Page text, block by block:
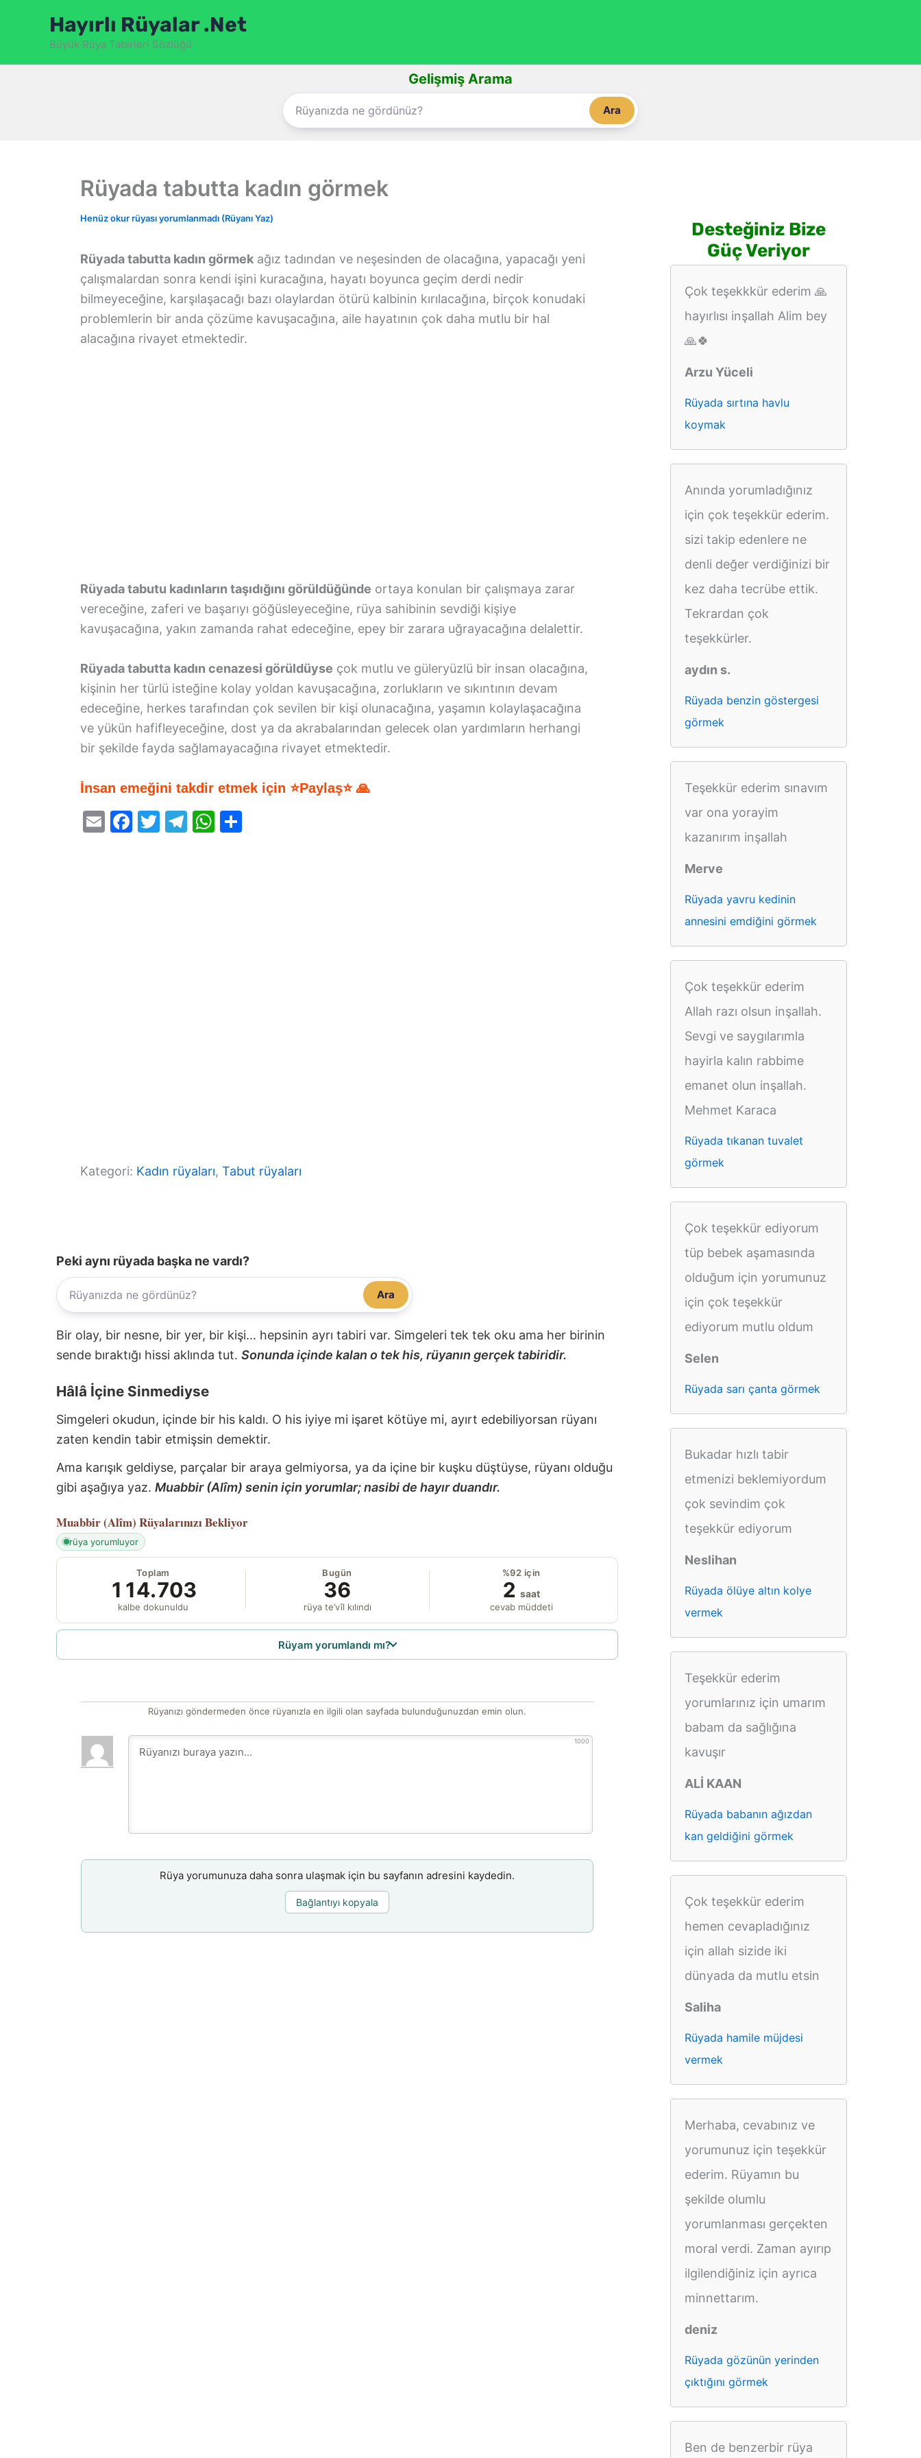
Hayırlı Rüyalar .Net
Büyük Rüya Tabirleri Sözlüğü
Gelişmiş Arama
Ara
Rüyada tabutta kadın görmek
Henüz okur rüyası yorumlanmadı (Rüyanı Yaz)
Rüyada tabutta kadın görmek ağız tadından ve neşesinden de olacağına, yapacağı yeni
çalışmalardan sonra kendi işini kuracağına, hayatı boyunca geçim derdi nedir
bilmeyeceğine, karşılaşacağı bazı olaylardan ötürü kalbinin kırılacağına, birçok konudaki
problemlerin bir anda çözüme kavuşacağına, aile hayatının çok daha mutlu bir hal
alacağına rivayet etmektedir.
Rüyada tabutu kadınların taşıdığını görüldüğünde ortaya konulan bir çalışmaya zarar
vereceğine, zaferi ve başarıyı göğüsleyeceğine, rüya sahibinin sevdiği kişiye
kavuşacağına, yakın zamanda rahat edeceğine, epey bir zarara uğrayacağına delalettir.
Rüyada tabutta kadın cenazesi görüldüyse çok mutlu ve güleryüzlü bir insan olacağına,
kişinin her türlü isteğine kolay yoldan kavuşacağına, zorlukların ve sıkıntının devam
edeceğine, herkes tarafından çok sevilen bir kişi olunacağına, yaşamın kolaylaşacağına
ve yükün hafifleyeceğine, dost ya da akrabalarından gelecek olan yardımların herhangi
bir şekilde fayda sağlamayacağına rivayet etmektedir.
İnsan emeğini takdir etmek için ⭐Paylaş⭐ 🙏
E
F
T
T
W
Kategori: Kadın rüyaları, Tabut rüyaları
Peki aynı rüyada başka ne vardı?
Ara
Bir olay, bir nesne, bir yer, bir kişi... hepsinin ayrı tabiri var. Simgeleri tek tek oku ama her birinin
sende bıraktığı hissi aklında tut. Sonunda içinde kalan o tek his, rüyanın gerçek tabiridir.
Hâlâ İçine Sinmediyse
Simgeleri okudun, içinde bir his kaldı. O his iyiye mi işaret kötüye mi, ayırt edebiliyorsan rüyanı
zaten kendin tabir etmişsin demektir.
Ama karışık geldiyse, parçalar bir araya gelmiyorsa, ya da içine bir kuşku düştüyse, rüyanı olduğu
gibi aşağıya yaz. Muabbir (Alîm) senin için yorumlar; nasibi de hayır duandır.
Muabbir (Alîm) Rüyalarınızı Bekliyor
rüya yorumluyor
Toplam
114.703
kalbe dokunuldu
Bugün
36
rüya te’vîl kılındı
%92 için
2 saat
cevab müddeti
Rüyam yorumlandı mı?
Rüyanızı göndermeden önce rüyanızla en ilgili olan sayfada bulunduğunuzdan emin olun.
1000
Rüya yorumunuza daha sonra ulaşmak için bu sayfanın adresini kaydedin.
Bağlantıyı kopyala
Desteğiniz Bize
Güç Veriyor
Çok teşekkkür ederim 🙏
hayırlısı inşallah Alim bey
🙏🍀
Arzu Yüceli
Rüyada sırtına havlu
koymak
Anında yorumladığınız
için çok teşekkür ederim.
sizi takip edenlere ne
denli değer verdiğinizi bir
kez daha tecrübe ettik.
Tekrardan çok
teşekkürler.
aydın s.
Rüyada benzin göstergesi
görmek
Teşekkür ederim sınavım
var ona yorayim
kazanırım inşallah
Merve
Rüyada yavru kedinin
annesini emdiğini görmek
Çok teşekkür ederim
Allah razı olsun inşallah.
Sevgi ve saygılarımla
hayirla kalın rabbime
emanet olun inşallah.
Mehmet Karaca
Rüyada tıkanan tuvalet
görmek
Çok teşekkür ediyorum
tüp bebek aşamasında
olduğum için yorumunuz
için çok teşekkür
ediyorum mutlu oldum
Selen
Rüyada sarı çanta görmek
Bukadar hızlı tabir
etmenizi beklemiyordum
çok sevindim çok
teşekkür ediyorum
Neslihan
Rüyada ölüye altın kolye
vermek
Teşekkür ederim
yorumlarınız için umarım
babam da sağlığına
kavuşır
ALİ KAAN
Rüyada babanın ağızdan
kan geldiğini görmek
Çok teşekkür ederim
hemen cevapladığınız
için allah sizide iki
dünyada da mutlu etsin
Saliha
Rüyada hamile müjdesi
vermek
Merhaba, cevabınız ve
yorumunuz için teşekkür
ederim. Rüyamın bu
şekilde olumlu
yorumlanması gerçekten
moral verdi. Zaman ayırıp
ilgilendiğiniz için ayrıca
minnettarım.
deniz
Rüyada gözünün yerinden
çıktığını görmek
Ben de benzerbir rüya